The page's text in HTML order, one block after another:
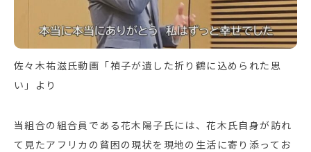
佐々木祐滋氏動画「禎子が遺した折り鶴に込められた思
い」より
当組合の組合員である花木陽子氏には、花木氏自身が訪れ
て見たアフリカの貧困の現状を現地の生活に寄り添ってお